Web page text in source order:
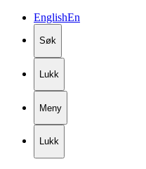
EnglishEn
Søk
Lukk
Meny
Lukk